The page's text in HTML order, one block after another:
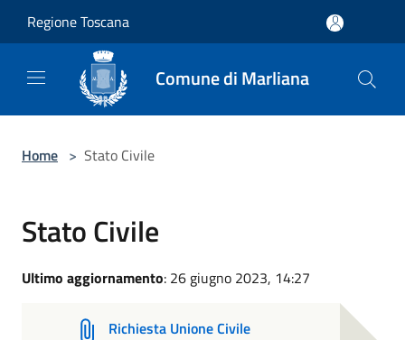
Regione Toscana
Comune di Marliana
Home > Stato Civile
Stato Civile
Ultimo aggiornamento: 26 giugno 2023, 14:27
Richiesta Unione Civile